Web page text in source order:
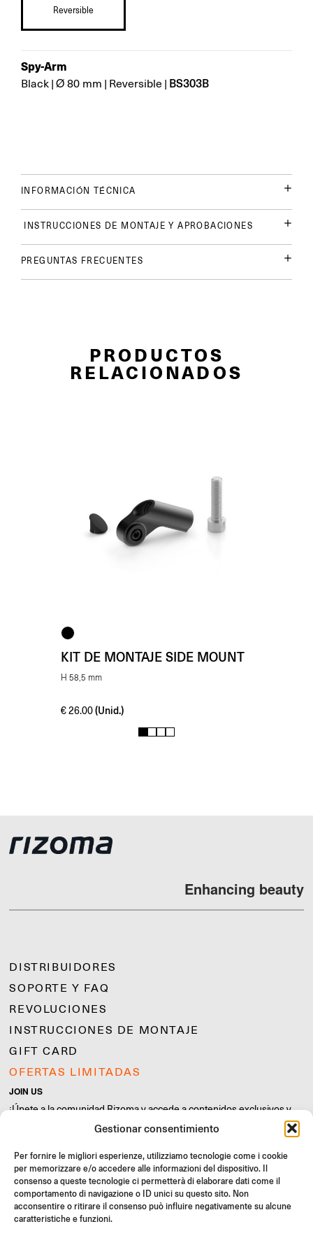
Gestionar consentimiento
Per fornire le migliori esperienze, utilizziamo tecnologie come i cookie
per memorizzare e/o accedere alle informazioni del dispositivo. Il
consenso a queste tecnologie ci permetterà di elaborare dati come il
comportamento di navigazione o ID unici su questo sito. Non
acconsentire o ritirare il consenso può influire negativamente su alcune
caratteristiche e funzioni.
Reversible
Spy-Arm
Black | Ø 80 mm | Reversible | BS303B
INFORMACIÓN TÉCNICA
INSTRUCCIONES DE MONTAJE Y APROBACIONES
PREGUNTAS FRECUENTES
PRODUCTOS
RELACIONADOS
KIT DE MONTAJE SIDE MOUNT
H 58,5 mm
€26.00 (Unid.)
1 2 3 4
Enhancing beauty
DISTRIBUIDORES
SOPORTE Y FAQ
REVOLUCIONES
INSTRUCCIONES DE MONTAJE
GIFT CARD
OFERTAS LIMITADAS
JOIN US
¡Únete a la comunidad Rizoma y accede a contenidos exclusivos y
Inscríbete